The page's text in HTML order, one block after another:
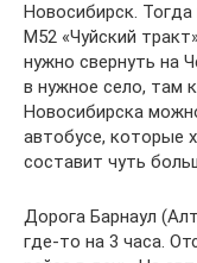
Новосибирск.
М52 «Чуйский
нужно свернуть на
в нужное село, там
Новосибирска
автобусе, которые
составит чуть
Дорога Барнаул
где-то на 3 часа.